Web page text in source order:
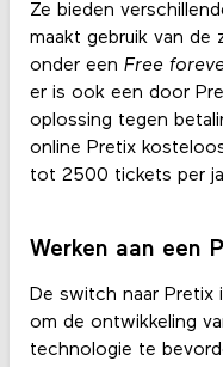
Ze bieden
maakt gebruik van de
onder een Free
er is ook een door
oplossing tegen
online Pretix
tot 2500 tickets per
Werken aan een
De switch naar Pretix
om de ontwikkeling
technologie te